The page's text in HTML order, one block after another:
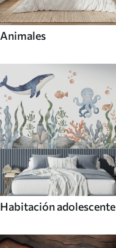
Animales
Habitación adolescente